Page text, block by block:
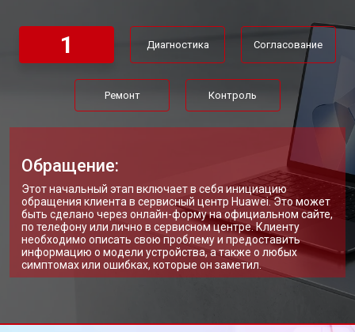
Ремонт цепи питания от 3500 ₽ Заказать
Замена USB порта от 2200 ₽ Заказать
Замена звуковой карты от 1700 ₽ Заказать
Заказать
Замена микрофона от 2600 ₽ Заказать
Замена оперативной памяти от 1100 ₽ Заказать
Прошивка BIOS ноутбука Huawei от 1500 ₽ Заказать
Замена северного моста от 3500 ₽ Заказать
1 Диагностика Согласование
Ремонт Контроль
Обращение:
Этот начальный этап включает в себя инициацию
обращения клиента в сервисный центр Huawei. Это может
быть сделано через онлайн-форму на официальном сайте,
по телефону или лично в сервисном центре. Клиенту
необходимо описать свою проблему и предоставить
информацию о модели устройства, а также о любых
симптомах или ошибках, которые он заметил.